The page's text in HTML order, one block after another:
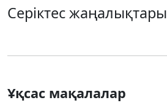
Серіктес жаңалықтары
Ұқсас мақалалар